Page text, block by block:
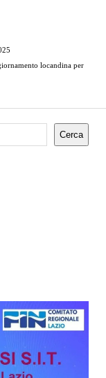
locandina per
Cerca